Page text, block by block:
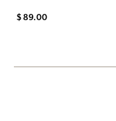
$ 89.00